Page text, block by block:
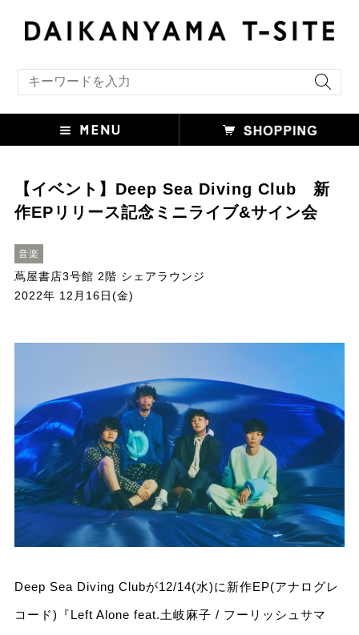
【イベント】Deep Sea Diving Club 新
作EPリリース記念ミニライブ&サイン会
音楽
蔦屋書店3号館 2階 シェアラウンジ
2022年 12月16日(金)
Deep Sea Diving Clubが12/14(水)に新作EP(アナログレ
コード)『Left Alone feat.土岐麻子 / フーリッシュサマ